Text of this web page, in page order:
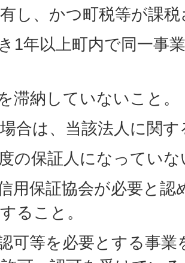
し、かつ町税等が課
1年以上町内で同一事
滞納していないこと。
場合は、当該法人に関
の保証人になってい
用保証協会が必要と認
ること。
可等を必要とする事業